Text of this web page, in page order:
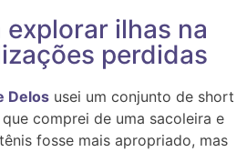
ilhas na
perdidas
Delos usei um conjunto de short
comprei de uma sacoleira e
fosse mais apropriado, mas